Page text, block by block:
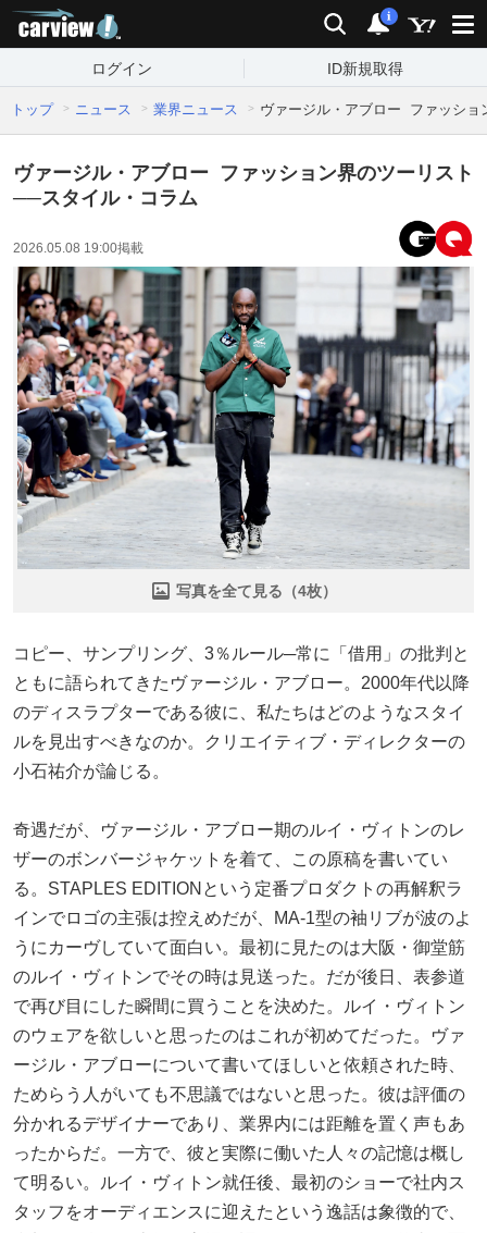
検索 通知
i
ログイン ID新規取得
トップ ニュース 業界ニュース ヴァージル・アブロー ファッシ
ヴァージル・アブロー ファッション界のツーリスト
──スタイル・コラム
2026.05.08 19:00掲載
写真を全て見る（4枚）
コピー、サンプリング、3％ルール─常に「借用」の批判と
ともに語られてきたヴァージル・アブロー。2000年代以降
のディスラプターである彼に、私たちはどのようなスタイ
ルを見出すべきなのか。クリエイティブ・ディレクターの
小石祐介が論じる。
奇遇だが、ヴァージル・アブロー期のルイ・ヴィトンのレ
ザーのボンバージャケットを着て、この原稿を書いてい
る。STAPLES EDITIONという定番プロダクトの再解釈ラ
インでロゴの主張は控えめだが、MA-1型の袖リブが波のよ
うにカーヴしていて面白い。最初に見たのは大阪・御堂筋
のルイ・ヴィトンでその時は見送った。だが後日、表参道
で再び目にした瞬間に買うことを決めた。ルイ・ヴィトン
のウェアを欲しいと思ったのはこれが初めてだった。ヴァ
ージル・アブローについて書いてほしいと依頼された時、
ためらう人がいても不思議ではないと思った。彼は評価の
分かれるデザイナーであり、業界内には距離を置く声もあ
ったからだ。一方で、彼と実際に働いた人々の記憶は概し
て明るい。ルイ・ヴィトン就任後、最初のショーで社内ス
タッフをオーディエンスに迎えたという逸話は象徴的で、